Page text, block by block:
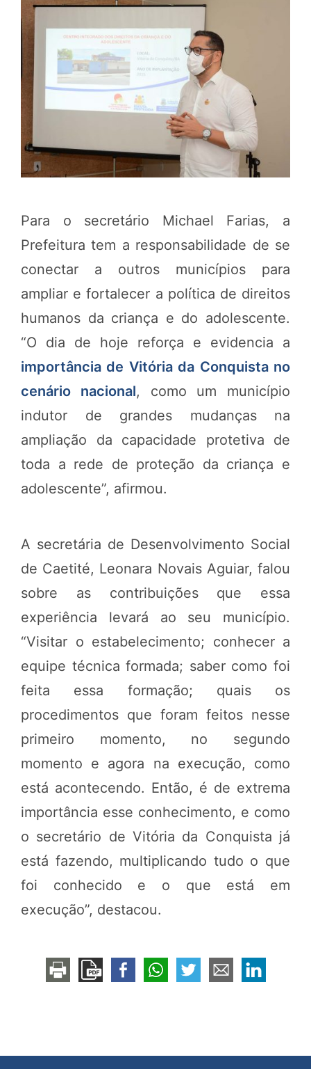
Para o secretário Michael Farias, a
Prefeitura tem a responsabilidade de se
conectar a outros municípios para
ampliar e fortalecer a política de direitos
humanos da criança e do adolescente.
“O dia de hoje reforça e evidencia a
importância de Vitória da Conquista no
cenário nacional, como um município
indutor de grandes mudanças na
ampliação da capacidade protetiva de
toda a rede de proteção da criança e
adolescente”, afirmou.
A secretária de Desenvolvimento Social
de Caetité, Leonara Novais Aguiar, falou
sobre as contribuições que essa
experiência levará ao seu município.
“Visitar o estabelecimento; conhecer a
equipe técnica formada; saber como foi
feita essa formação; quais os
procedimentos que foram feitos nesse
primeiro momento, no segundo
momento e agora na execução, como
está acontecendo. Então, é de extrema
importância esse conhecimento, e como
o secretário de Vitória da Conquista já
está fazendo, multiplicando tudo o que
foi conhecido e o que está em
execução”, destacou.